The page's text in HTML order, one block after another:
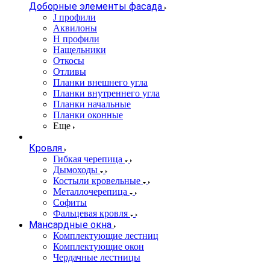
Доборные элементы фасада
J профили
Аквилоны
Н профили
Нащельники
Откосы
Отливы
Планки внешнего угла
Планки внутреннего угла
Планки начальные
Планки оконные
Еще
Кровля
Гибкая черепица
Дымоходы
Костыли кровельные
Металлочерепица
Софиты
Фальцевая кровля
Мансардные окна
Комплектующие лестниц
Комплектующие окон
Чердачные лестницы